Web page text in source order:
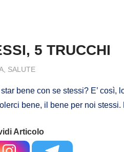
5 TRUCCHI
, SALUTE
bene con se stessi? E’ così,
bene, il bene per noi stessi.
Articolo